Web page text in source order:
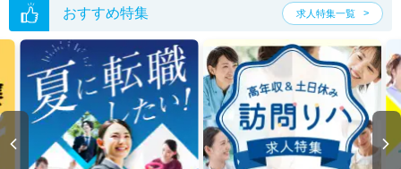
おすすめ特集 求人特集一覧